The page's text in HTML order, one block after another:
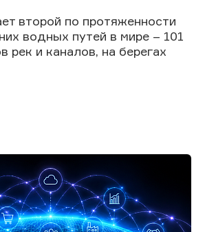
второй по протяженности
водных путей в мире – 101
рек и каналов, на берегах